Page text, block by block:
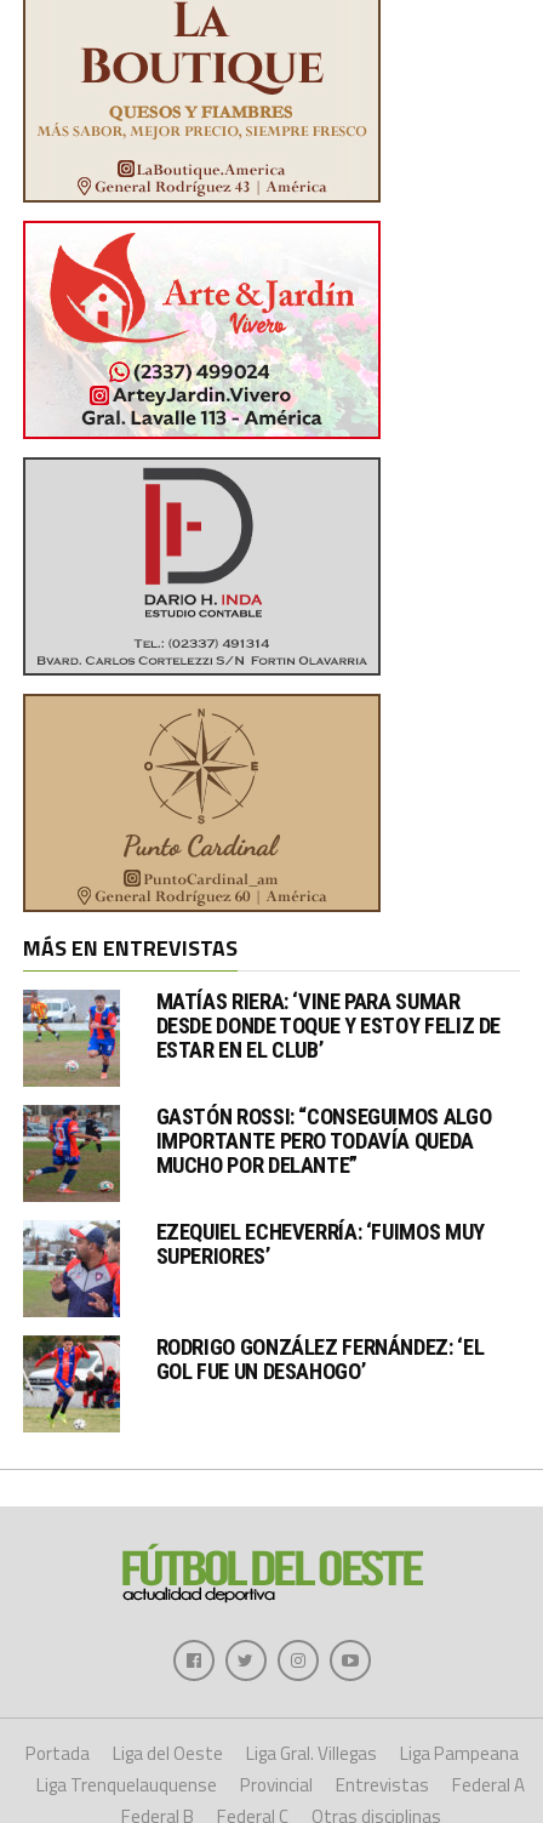
MÁS EN ENTREVISTAS
MATÍAS RIERA: ‘VINE PARA SUMAR
DESDE DONDE TOQUE Y ESTOY FELIZ DE
ESTAR EN EL CLUB’
GASTÓN ROSSI: “CONSEGUIMOS ALGO
IMPORTANTE PERO TODAVÍA QUEDA
MUCHO POR DELANTE”
EZEQUIEL ECHEVERRÍA: ‘FUIMOS MUY
SUPERIORES’
RODRIGO GONZÁLEZ FERNÁNDEZ: ‘EL
GOL FUE UN DESAHOGO’
Portada Liga del Oeste Liga Gral. Villegas
Liga Pampeana
Liga Trenquelauquense
Provincial Entrevistas
Federal A
Federal B
Federal C Otras disciplinas